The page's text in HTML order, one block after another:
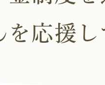
を応援